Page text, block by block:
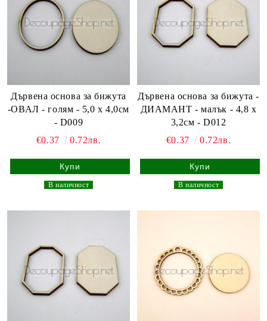
Дървена основа за бижута
-ОВАЛ - голям - 5,0 х 4,0см
- D009
€0.37
0.72лв.
В наличност
Дървена основа за бижута -
ДИАМАНТ - малък - 4,8 х
3,2см - D012
€0.37
0.72лв.
В наличност